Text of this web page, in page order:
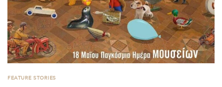
FEATURE STORIES